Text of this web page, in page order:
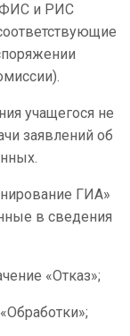
ФИС и РИС
учащегося не
заявлений об
ГИА»
в сведения
«Отказ»;